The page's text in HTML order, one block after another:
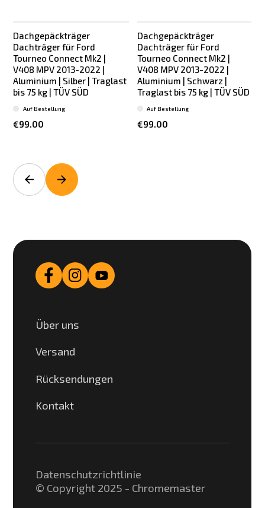
Dachgepäckträger
Dachträger für Ford
Tourneo Connect Mk2 |
V408 MPV 2013-2022 |
Aluminium | Silber | Traglast
bis 75 kg | TÜV SÜD
€99.00
Auf Bestellung
Dachgepäckträger
Dachträger für Ford
Tourneo Connect Mk2 |
V408 MPV 2013-2022 |
Aluminium | Schwarz |
Traglast bis 75 kg | TÜV SÜD
€99.00
Auf Bestellung
Über uns
Versand
Rücksendungen
Kontakt
© Copyright 2025 - Chromemaster
Datenschutzrichtlinie